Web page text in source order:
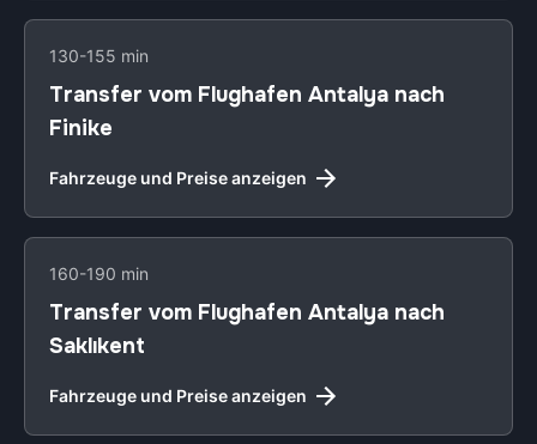
130-155 min
Transfer vom Flughafen Antalya nach
Finike
Fahrzeuge und Preise anzeigen
160-190 min
Transfer vom Flughafen Antalya nach
Saklıkent
Fahrzeuge und Preise anzeigen